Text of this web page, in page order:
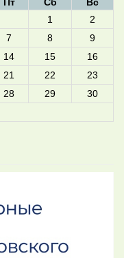
1
2
7 8
9
14 15
16
21 22
23
28 29
30